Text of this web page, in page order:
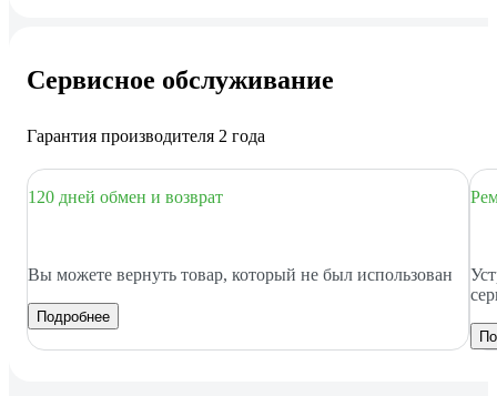
Сервисное обслуживание
Гарантия производителя 2 года
120 дней обмен и возврат
Вы можете вернуть товар, который не был использован
Подробнее